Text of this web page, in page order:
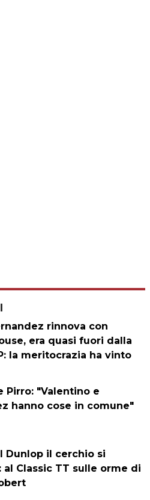
rinnova con
era quasi fuori dalla
la meritocrazia ha vinto
Pirro: "Valentino e
hanno cose in comune"
Dunlop il cerchio si
al Classic TT sulle orme di